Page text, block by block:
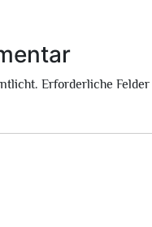
Erforderliche